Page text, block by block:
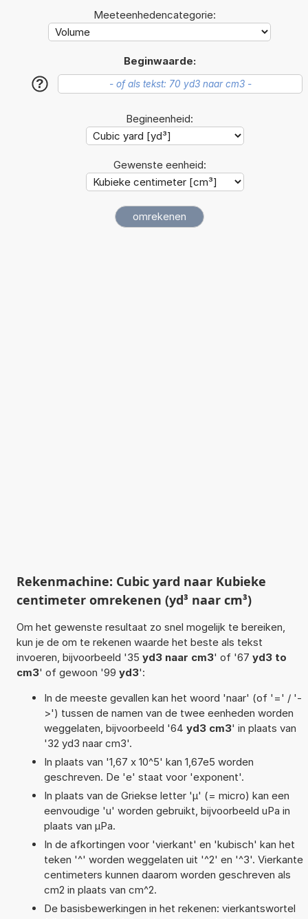
Meeteenhedencategorie:
Beginwaarde:
?
Begineenheid:
Gewenste eenheid:
Rekenmachine: Cubic yard naar Kubieke
centimeter omrekenen (yd³ naar cm³)
Om het gewenste resultaat zo snel mogelijk te bereiken,
kun je de om te rekenen waarde het beste als tekst
invoeren, bijvoorbeeld '35 yd3 naar cm3' of '67 yd3 to
cm3' of gewoon '99 yd3':
In de meeste gevallen kan het woord 'naar' (of '=' / '-
>') tussen de namen van de twee eenheden worden
weggelaten, bijvoorbeeld '64 yd3 cm3' in plaats van
'32 yd3 naar cm3'.
In plaats van '1,67 x 10^5' kan 1,67e5 worden
geschreven. De 'e' staat voor 'exponent'.
In plaats van de Griekse letter 'µ' (= micro) kan een
eenvoudige 'u' worden gebruikt, bijvoorbeeld uPa in
plaats van µPa.
In de afkortingen voor 'vierkant' en 'kubisch' kan het
teken '^' worden weggelaten uit '^2' en '^3'. Vierkante
centimeters kunnen daarom worden geschreven als
cm2 in plaats van cm^2.
De basisbewerkingen in het rekenen: vierkantswortel